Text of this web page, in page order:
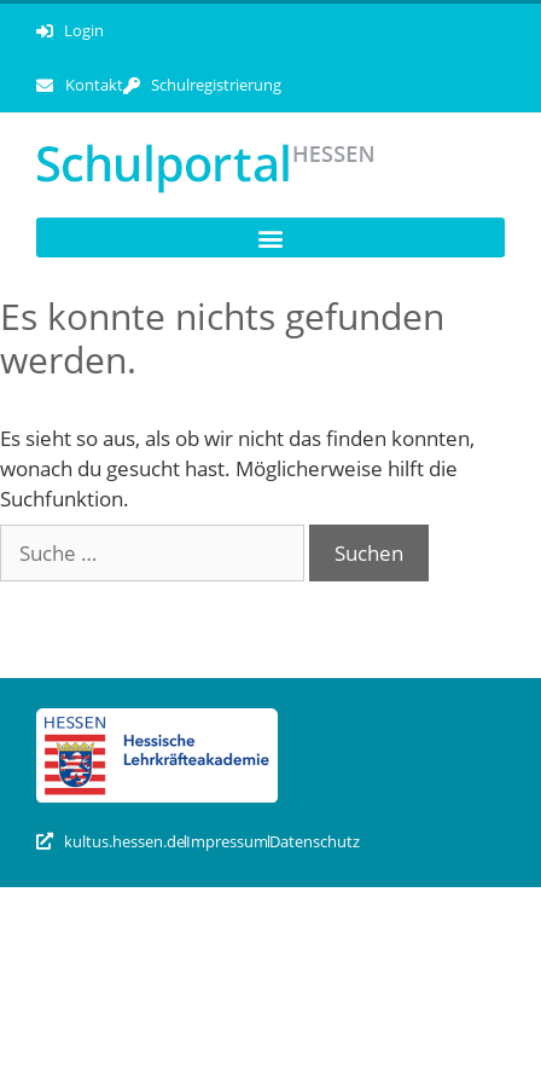
Login
Kontakt Schulregistrierung
Es konnte nichts gefunden
werden.
Es sieht so aus, als ob wir nicht das finden konnten,
wonach du gesucht hast. Möglicherweise hilft die
Suchfunktion.
kultus.hessen.deImpressumDatenschutz